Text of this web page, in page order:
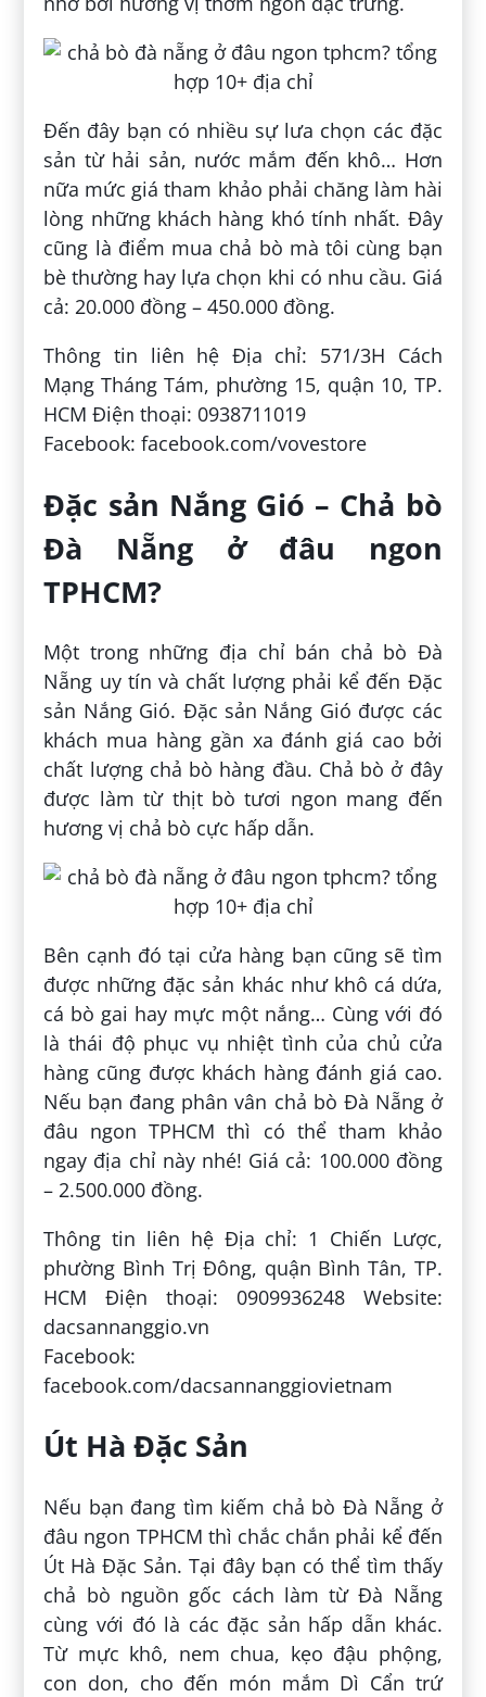
Đến đây bạn có nhiều sự lưa chọn các đặc
sản từ hải sản, nước mắm đến khô… Hơn
nữa mức giá tham khảo phải chăng làm hài
lòng những khách hàng khó tính nhất. Đây
cũng là điểm mua chả bò mà tôi cùng bạn
bè thường hay lựa chọn khi có nhu cầu. Giá
cả: 20.000 đồng – 450.000 đồng.
Thông tin liên hệ Địa chỉ: 571/3H Cách
Mạng Tháng Tám, phường 15, quận 10, TP.
HCM Điện thoại: 0938711019
Facebook: facebook.com/vovestore
Đặc sản Nắng Gió – Chả bò
Đà Nẵng ở đâu ngon
TPHCM?
Một trong những địa chỉ bán chả bò Đà
Nẵng uy tín và chất lượng phải kể đến Đặc
sản Nắng Gió. Đặc sản Nắng Gió được các
khách mua hàng gần xa đánh giá cao bởi
chất lượng chả bò hàng đầu. Chả bò ở đây
được làm từ thịt bò tươi ngon mang đến
hương vị chả bò cực hấp dẫn.
Bên cạnh đó tại cửa hàng bạn cũng sẽ tìm
được những đặc sản khác như khô cá dứa,
cá bò gai hay mực một nắng… Cùng với đó
là thái độ phục vụ nhiệt tình của chủ cửa
hàng cũng được khách hàng đánh giá cao.
Nếu bạn đang phân vân chả bò Đà Nẵng ở
đâu ngon TPHCM thì có thể tham khảo
ngay địa chỉ này nhé! Giá cả: 100.000 đồng
– 2.500.000 đồng.
Thông tin liên hệ Địa chỉ: 1 Chiến Lược,
phường Bình Trị Đông, quận Bình Tân, TP.
HCM Điện thoại: 0909936248 Website:
dacsannanggio.vn
Facebook:
facebook.com/dacsannanggiovietnam
Út Hà Đặc Sản
Nếu bạn đang tìm kiếm chả bò Đà Nẵng ở
đâu ngon TPHCM thì chắc chắn phải kể đến
Út Hà Đặc Sản. Tại đây bạn có thể tìm thấy
chả bò nguồn gốc cách làm từ Đà Nẵng
cùng với đó là các đặc sản hấp dẫn khác.
Từ mực khô, nem chua, kẹo đậu phộng,
con don, cho đến món mắm Dì Cẩn trứ